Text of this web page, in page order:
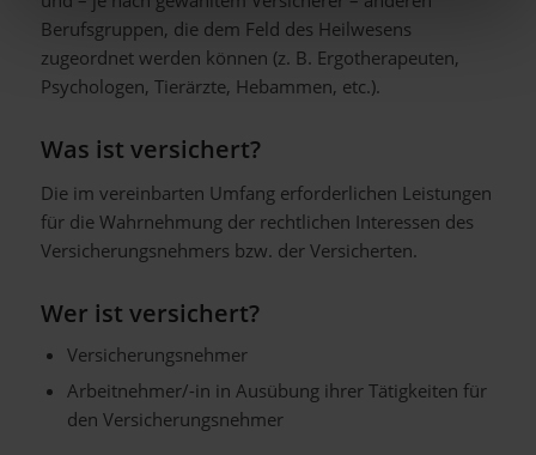
Berufsgruppen, die dem Feld des Heilwesens
zugeordnet werden können (z. B. Ergotherapeuten,
Psychologen, Tierärzte, Hebammen, etc.).
Was ist versichert?
Die im vereinbarten Umfang erforderlichen Leistungen
für die Wahrnehmung der rechtlichen Interessen des
Versicherungsnehmers bzw. der Versicherten.
Wer ist versichert?
Versicherungsnehmer
Arbeitnehmer/-in in Ausübung ihrer Tätigkeiten für
den Versicherungsnehmer